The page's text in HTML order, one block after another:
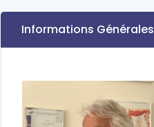
Informations Générales